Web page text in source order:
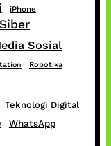
iPhone
Sosial
Robotika
Teknologi Digital
WhatsApp